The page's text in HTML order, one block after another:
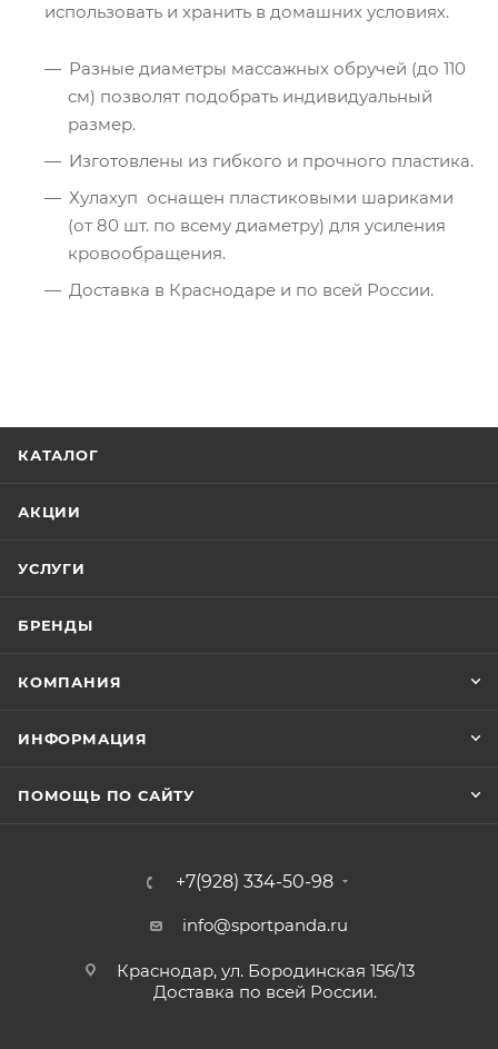
использовать и хранить в домашних условиях.
Разные диаметры массажных обручей (до 110
см) позволят подобрать индивидуальный
размер.
Изготовлены из гибкого и прочного пластика.
Хулахуп оснащен пластиковыми шариками
(от 80 шт. по всему диаметру) для усиления
кровообращения.
Доставка в Краснодаре и по всей России.
КАТАЛОГ
АКЦИИ
УСЛУГИ
БРЕНДЫ
КОМПАНИЯ
ИНФОРМАЦИЯ
ПОМОЩЬ ПО САЙТУ
+7(928) 334-50-98
info@sportpanda.ru
Краснодар, ул. Бородинская 156/13
Доставка по всей России.